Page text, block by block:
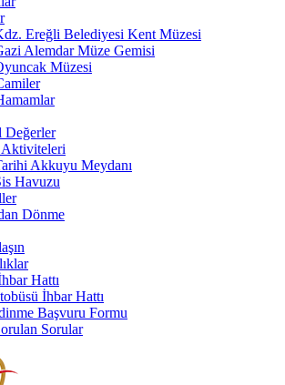
Ereğli Belediyesi Kent Müzesi
Alemdar Müze Gemisi
Müzesi
Değerler
Akkuyu Meydanı
Havuzu
Dönme
Hattı
İhbar Hattı
Başvuru Formu
Sorular